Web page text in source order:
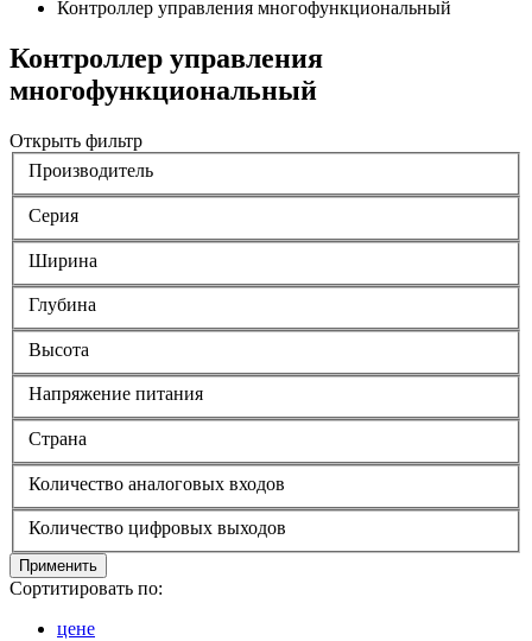
Контроллер управления многофункциональный
Контроллер управления
многофункциональный
Открыть фильтр
Производитель
Серия
Ширина
Глубина
Высота
Напряжение питания
Страна
Количество аналоговых входов
Количество цифровых выходов
Применить
Сортитировать по:
цене